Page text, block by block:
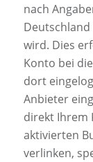
nach
wird. Dies
Konto bei
dort
Anbieter
direkt Ihrem
aktivierten
verlinken,